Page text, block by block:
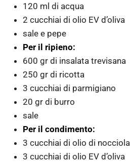
120 ml di acqua
2 cucchiai di olio EV d’oliva
sale e pepe
Per il ripieno:
600 gr di insalata trevisana
250 gr di ricotta
3 cucchiai di parmigiano
20 gr di burro
sale
Per il condimento:
3 cucchiai di olio di nocciola
3 cucchiai di olio EV d’oliva